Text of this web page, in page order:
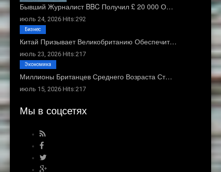
Бывший Журналист BBC Получил £ 20 000 О…
июль 24, 2026 Hits:292
Китай Призывает Великобританию Обеспечит…
июль 23, 2026 Hits:217
Бизнес
Миллионы Британцев Среднего Возраста Ст…
июль 15, 2026 Hits:217
Экономика
Мы в соцсетях